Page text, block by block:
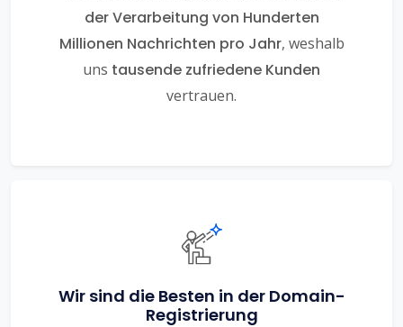
der Verarbeitung von Hunderten
Millionen Nachrichten pro Jahr, weshalb
uns tausende zufriedene Kunden
vertrauen.
Wir sind die Besten in der Domain-
Registrierung